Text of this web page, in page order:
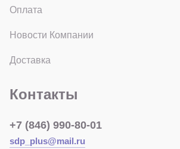
Оплата
Новости Компании
Доставка
Контакты
+7 (846) 990-80-01
sdp_plus@mail.ru